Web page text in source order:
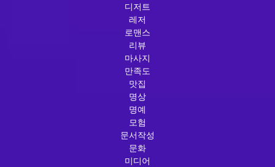
디저트
레저
로맨스
리뷰
마사지
만족도
맛집
명상
명예
모험
문서작성
문화
미디어